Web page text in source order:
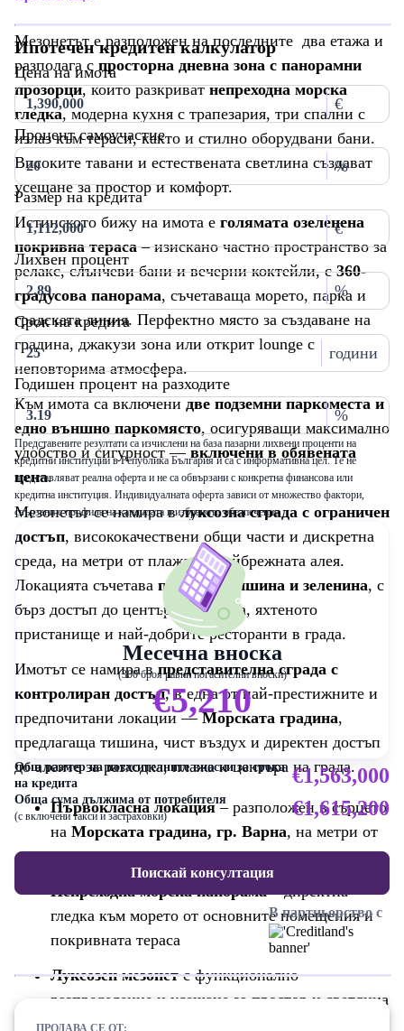
Мезонетът е разположен на последните два етажа и
разполага с просторна дневна зона с панорамни
прозорци, които разкриватнепреходна морска
гледка, модерна кухня с трапезария, три спални с
излаз към тераси, както и стилно оборудвани бани.
Високите тавани и естествената светлина създават
усещане за простор и комфорт.
Истинското бижу на имота е голямата озеленена
покривна тераса– изискано частно пространство за
релакс, слънчеви бани и вечерни коктейли, с360-
градусова панорама, съчетаваща морето, парка и
градската линия. Перфектно място за създаване на
градина, джакузи зона или открит lounge с
неповторима атмосфера.
Към имота са включени две подземни паркоместа и
едно външно паркомясто, осигуряващи максимално
удобство и сигурност —включени в обявената
цена.
Мезонетът се намира влуксозна сграда с ограничен
достъп, висококачествени общи части и дискретна
среда, на метри от плажа и крайбрежната алея.
Локацията съчетава престиж, тишина и зеленина, с
бърз достъп до центъра на Варна, яхтеното
пристанище и най-добрите ресторанти в града.
Имотът се намира впредставителна сграда с
контролиран достъп, в една от най-престижните и
предпочитани локации —Морската градина,
предлагаща тишина, чист въздух и директен достъп
до алеите за разходка, плажа и центъра на града.
Първокласна локация– разположен в сърцето
на Морската градина, гр. Варна, на метри от
морето и плажа
Непреходна морска панорама– директна
гледка към морето от основните помещения и
покривната тераса
Луксозен мезонетс функционално
разпределение и усещане за простор и светлина
Ипотечен кредитен калкулатор
Цена на имота
€
Процент самоучастие
%
Размер на кредита
€
Лихвен процент
%
Срок на кредита
години
Годишен процент на разходите
%
Представените резултати са изчислени на база пазарни лихвени проценти на
кредитни институции в Република България и са с информативна цел. Те не
представляват реална оферта и не са обвързани с конкретна финансова или
кредитна институция. Индивидуалната оферта зависи от множество фактори,
свързани с профила на кандидата и избраното обезпечение
Месечна вноска
(300 броя равни погасителни вноски)
€5,210
Общ размер на погасителните вноски за срока
на кредита
€1,563,000
Обща сума дължима от потребителя
(с включени такси и застраховки) €1,615,200
Поискай консултация
В партньорство с